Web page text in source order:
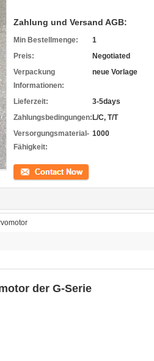
Zahlung und Versand AGB:
Min Bestellmenge:
1
Preis:
Negotiated
Verpackung
Informationen:
neue Vorlage
Lieferzeit:
3-5days
Zahlungsbedingungen: L/C, T/T
Versorgungsmaterial-
Fähigkeit:
1000
Kontakt
der G-Serie